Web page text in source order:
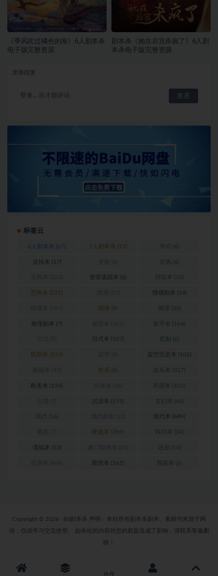
《季风吹过橘色的海》6人剧本杀
电子版完整资源
剧本杀《她在后宫杀疯了》6人剧
本杀电子版完整资源
登录... 后才能评论
标签云
6人剧本杀 (67) 7人剧本杀 (17) 中式 (6)
反转本 (17) 古风 (6)
密室逃脱本 (6) 对抗本 (33)
恐怖本 (221) 情感剧本 (14)
惊悚 (8) 推理 (30)
推理剧本 (7) 新手本 (164)
日式本 (107) 机制 (6)
机制本 (313) 架空历史本 (102)
欢乐 (8) 欢乐本 (317)
欧美本 (124) 民国本 (103)
沉浸本 (175) 玄幻本 (44)
现代 (16) 现代本 (689)
硬核本 (286) 科幻本 (34)
谍战本 (15) 还原 (14)
阵营本 (165) 韩国本 (6)
Copyright © 2026 · 80剧本杀 声明：本站所有剧本杀剧本、素材均来源于网
络，仅供学习交流使用。 如本站的内容对您的权益造成了影响，请联系客服删
除！
合作